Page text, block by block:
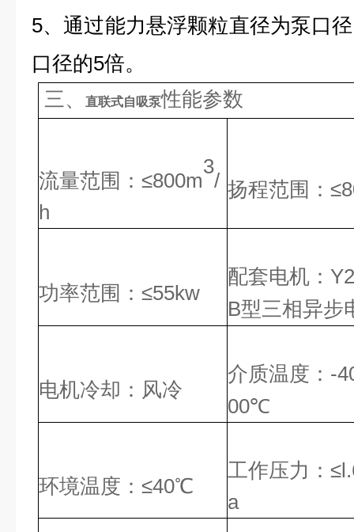
5、通过能力悬浮颗粒直径为泵口
口径的5倍。
三、
直联式自吸泵性能参数
流量范围 ： ≤800m
3
/
h
扬程范围 ：
功率范围 ： ≤55kw
配套电机： Y2
B型三相异步
电机冷却 ：风冷
介质温度： -
00℃
环境温度： ≤40℃
工作压力：
a